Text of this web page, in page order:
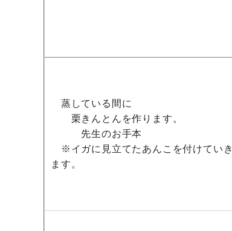
蒸している間に
栗きんとんを作ります。
先生のお手本
※イガに見立てたあんこを付けていき
ます。